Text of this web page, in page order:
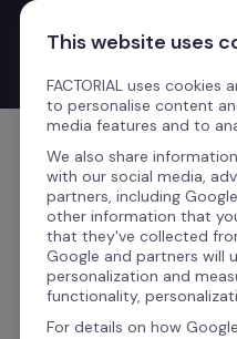
Passa al contenuto
Nuovo Product Launches
finalmente parla la tua
Sai quanto
la tua
This website uses
FACTORIAL uses
to personalise content
media features and to
We also share
with our social media,
partners, including
other information that
that they've collected
Google and partners will
personalization and
functionality,
For details on how